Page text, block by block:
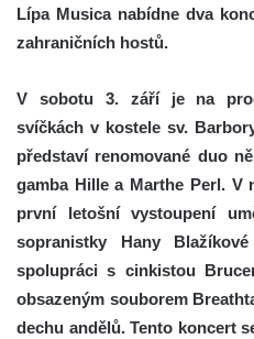
Lípa Musica nabídne dva
zahraničních hostů.
V sobotu 3. září je na
svíčkách v kostele sv.
představí renomované duo
gamba Hille a Marthe Perl. V
první letošní vystoupení
sopranistky Hany
spolupráci s cinkistou
obsazeným souborem
dechu andělů. Tento koncert